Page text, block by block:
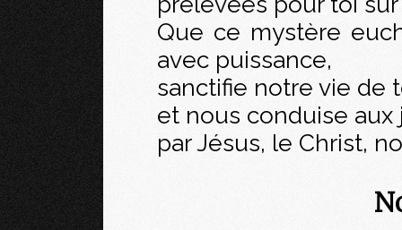
Que ce mystère
avec puissance,
sanctifie notre vie de
et nous conduise
par Jésus, le Christ,